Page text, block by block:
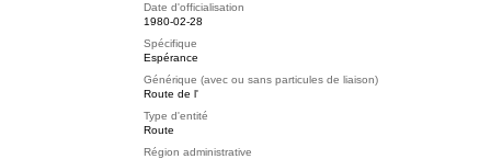
Date d'officialisation
1980-02-28
Spécifique
Espérance
Générique (avec ou sans particules de liaison)
Route de l'
Type d'entité
Route
Région administrative